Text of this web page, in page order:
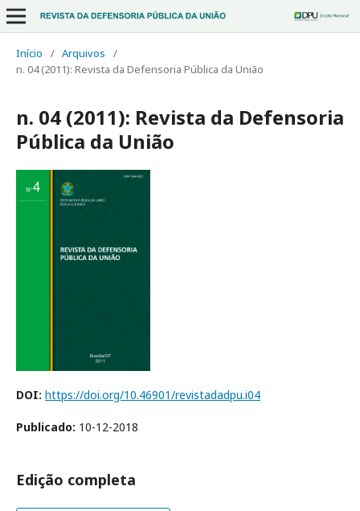
Início / Arquivos
/
n. 04 (2011): Revista da Defensoria Pública da União
n. 04 (2011): Revista da Defensoria
Pública da União
DOI: https://doi.org/10.46901/revistadadpu.i04
Publicado: 10-12-2018
Edição completa